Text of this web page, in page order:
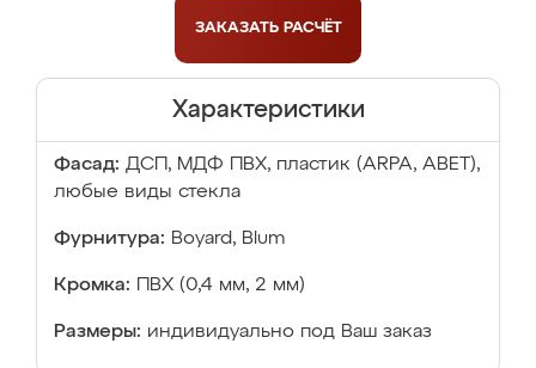
ЗАКАЗАТЬ РАСЧЁТ
Характеристики
Фасад: ДСП, МДФ ПВХ, пластик (ARPA, ABET),
любые виды стекла
Фурнитура: Boyard, Blum
Кромка: ПВХ (0,4 мм, 2 мм)
Размеры: индивидуально под Ваш заказ